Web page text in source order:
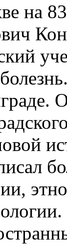
на